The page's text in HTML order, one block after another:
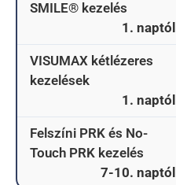
SMILE® kezelés
1. naptól
VISUMAX kétlézeres
kezelések
1. naptól
Felszíni PRK és No-
Touch PRK kezelés
7-10. naptól